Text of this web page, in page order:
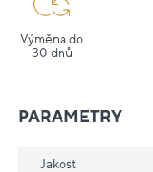
Výměna do
30 dnů
PARAMETRY
Jakost